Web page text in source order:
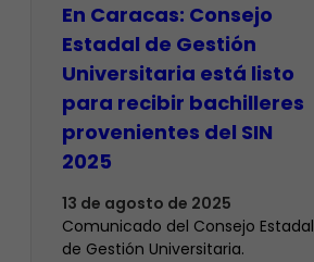
En Caracas: Consejo
Estadal de Gestión
Universitaria está listo
para recibir bachilleres
provenientes del SIN
2025
13 de agosto de 2025
Comunicado del Consejo Estadal
de Gestión Universitaria.